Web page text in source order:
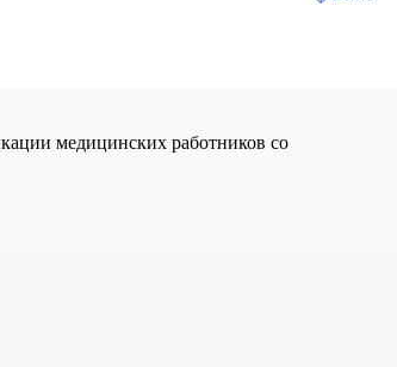
медицинских работников со